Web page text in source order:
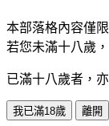
本部落格內容僅
若您未滿十八歲
已滿十八歲者，
我已滿18歲 離開